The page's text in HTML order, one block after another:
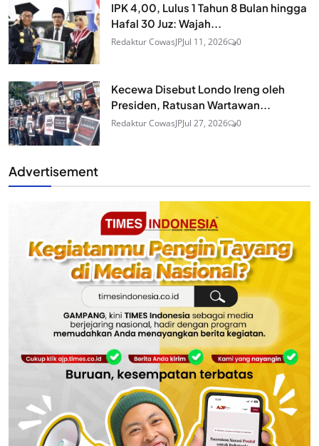
IPK 4,00, Lulus 1 Tahun 8 Bulan hingga
Hafal 30 Juz: Wajah...
Redaktur CowasJPJul 11, 2026 0
Kecewa Disebut Londo Ireng oleh
Presiden, Ratusan Wartawan...
Redaktur CowasJPJul 27, 2026 0
Advertisement